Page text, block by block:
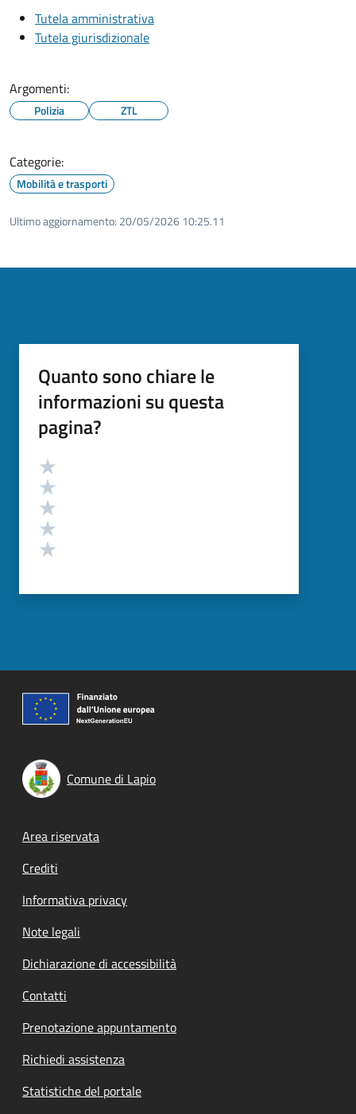
Tutela amministrativa
Tutela giurisdizionale
Argomenti:
Polizia ZTL
Categorie:
Mobilità e trasporti
Ultimo aggiornamento: 20/05/2026 10:25.11
Quanto sono chiare le
informazioni su questa
pagina?
Valutazione
Comune di Lapio
Footer menu
Area riservata
Crediti
Informativa privacy
Note legali
Dichiarazione di accessibilità
Contatti
Prenotazione appuntamento
Richiedi assistenza
Statistiche del portale